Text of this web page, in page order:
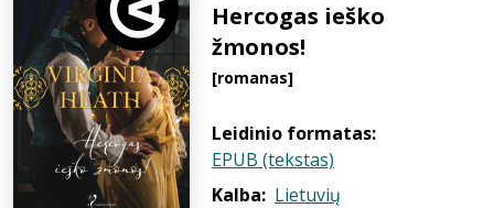
Hercogas ieško
žmonos!
[romanas]
Leidinio formatas:
EPUB (tekstas)
Kalba: Lietuvių